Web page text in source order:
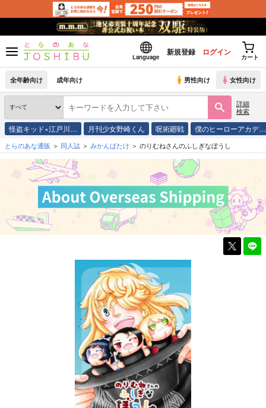
Language
新規登録 ログイン
カート
全年齢向け 成年向け 男性向け 女性向け
詳細
検索
怪盗キッド×江戸川… 月刊少女野崎くん 呪術廻戦 僕のヒーローアカデ…
とらのあな通販 同人誌 みかんばたけ のりむねさんのふしぎなぼうし